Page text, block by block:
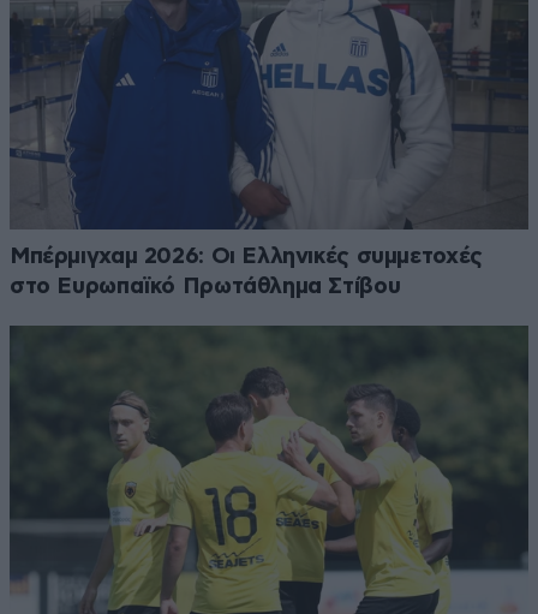
Μπέρμιγχαμ 2026: Οι Ελληνικές συμμετοχές
στο Ευρωπαϊκό Πρωτάθλημα Στίβου